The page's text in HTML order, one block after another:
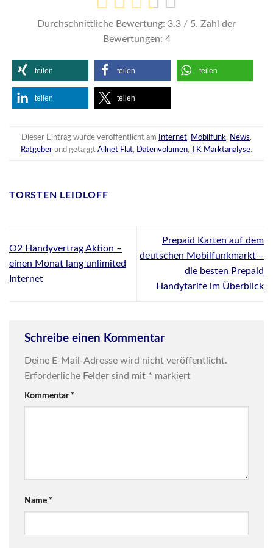
Durchschnittliche Bewertung: 3.3 / 5. Zahl der
Bewertungen: 4
teilen teilen teilen
teilen teilen
Dieser Eintrag wurde veröffentlicht am Internet, Mobilfunk, News,
Ratgeber und getaggt Allnet Flat, Datenvolumen, TK Marktanalyse.
TORSTEN LEIDLOFF
O2 Handyvertrag Aktion –
einen Monat lang unlimited
Internet
Prepaid Karten auf dem
deutschen Mobilfunkmarkt –
die besten Prepaid
Handytarife im Überblick
Schreibe einen Kommentar
Deine E-Mail-Adresse wird nicht veröffentlicht.
Erforderliche Felder sind mit * markiert
Kommentar *
Name *